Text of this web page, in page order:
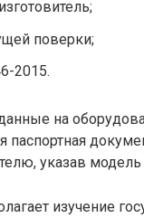
поверки;
2015.
на
паспортная
указав модель
изучение